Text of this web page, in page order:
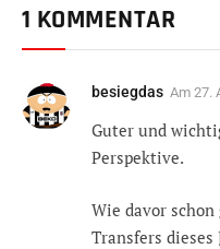
1 KOMMENTAR
besiegdas Am 27.
Guter und
Perspektive.
Wie davor
Transfers